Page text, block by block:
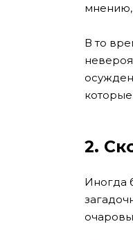
мнению,
В то
2.
Иногда